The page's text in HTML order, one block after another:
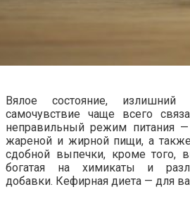
Вялое состояние, излишний
самочувствие чаще всего
неправильный режим питания
жареной и жирной пищи, а
сдобной выпечки, кроме того,
богатая на химикаты и
добавки. Кефирная диета — для